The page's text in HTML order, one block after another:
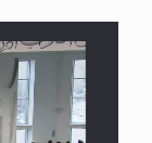
القرآن قاضٍ
العكس